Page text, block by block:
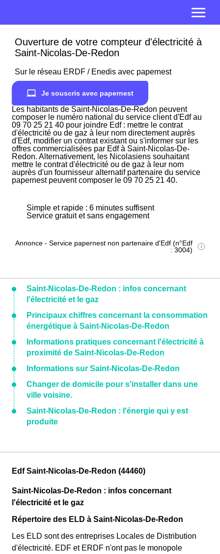
Ouverture de votre compteur d'électricité à
Saint-Nicolas-De-Redon
Sur le réseau ERDF / Enedis avec papernest
Je souscris avec papernest
Les habitants de Saint-Nicolas-De-Redon peuvent
composer le numéro national du service client d'Edf au
09 70 25 21 40 pour joindre Edf : mettre le contrat
d'électricité ou de gaz à leur nom directement auprès
d'Edf, modifier un contrat existant ou s'informer sur les
offres commercialisées par Edf à Saint-Nicolas-De-
Redon. Alternativement, les Nicolasiens souhaitant
mettre le contrat d'électricité ou de gaz à leur nom
auprès d'un fournisseur alternatif partenaire du service
papernest peuvent composer le 09 70 25 21 40.
Simple et rapide : 6 minutes suffisent
Service gratuit et sans engagement
Annonce - Service papernest non partenaire d'Edf (n°Edf
: 3004)
Saint-Nicolas-De-Redon : infos concernant
l'électricité et le gaz
Principaux chiffres concernant la consommation
énergétique à Saint-Nicolas-De-Redon
Informations pratiques concernant l'électricité à
proximité de Saint-Nicolas-De-Redon
Informations sur Saint-Nicolas-De-Redon
Changer de domicile pour s'installer dans une
ville voisine.
Saint-Nicolas-De-Redon : l'énergie qui y est
produite
Edf Saint-Nicolas-De-Redon (44460)
Saint-Nicolas-De-Redon : infos concernant
l'électricité et le gaz
Répertoire des ELD à Saint-Nicolas-De-Redon
Les ELD sont des entreprises Locales de Distribution
d'électricité. EDF et ERDF n'ont pas le monopole